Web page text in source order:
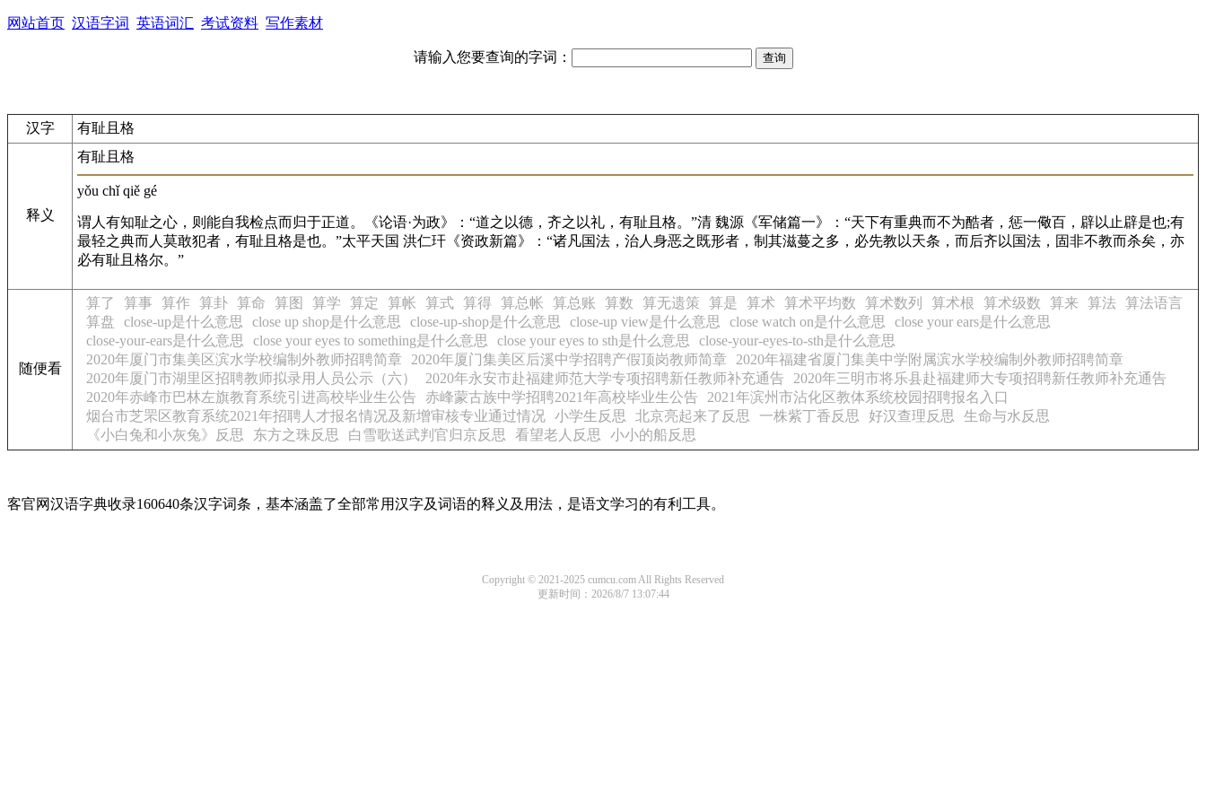
网站首页 汉语字词 英语词汇 考试资料 写作素材
请输入您要查询的字词：
汉字 有耻且格
释义
有耻且格
yǒu chǐ qiě gé
谓人有知耻之心，则能自我检点而归于正道。《论语·为政》：“道之以德，齐之以礼，有耻且格。”清 魏源《军储篇一》：“天下有重典而不为酷者，惩一儆百，辟以止辟是也;有
最轻之典而人莫敢犯者，有耻且格是也。”太平天国 洪仁玕《资政新篇》：“诸凡国法，治人身恶之既形者，制其滋蔓之多，必先教以天条，而后齐以国法，固非不教而杀矣，亦
必有耻且格尔。”
随便看
算了 算事 算作 算卦 算命 算图 算学 算定 算帐 算式 算得 算总帐 算总账 算数 算无遗策 算是 算术 算术平均数 算术数列 算术根 算术级数 算来 算法 算法语言
算盘
close-up是什么意思 close up shop是什么意思 close-up-shop是什么意思 close-up view是什么意思 close watch on是什么意思
close your ears是什么意思
close-your-ears是什么意思
close your eyes to something是什么意思 close your eyes to sth是什么意思
close-your-eyes-to-sth是什么意思
2020年厦门市集美区滨水学校编制外教师招聘简章
2020年厦门集美区后溪中学招聘产假顶岗教师简章
2020年福建省厦门集美中学附属滨水学校编制外教师招聘简章
2020年厦门市湖里区招聘教师拟录用人员公示（六）
2020年永安市赴福建师范大学专项招聘新任教师补充通告
2020年三明市将乐县赴福建师大专项招聘新任教师补充通告
2020年赤峰市巴林左旗教育系统引进高校毕业生公告
赤峰蒙古族中学招聘2021年高校毕业生公告
2021年滨州市沾化区教体系统校园招聘报名入口
烟台市芝罘区教育系统2021年招聘人才报名情况及新增审核专业通过情况 小学生反思 北京亮起来了反思 一株紫丁香反思 好汉查理反思
生命与水反思
《小白兔和小灰兔》反思
东方之珠反思 白雪歌送武判官归京反思 看望老人反思 小小的船反思
客官网汉语字典收录160640条汉字词条，基本涵盖了全部常用汉字及词语的释义及用法，是语文学习的有利工具。
Copyright © 2021-2025 cumcu.com All Rights Reserved
更新时间：2026/8/7 13:07:44